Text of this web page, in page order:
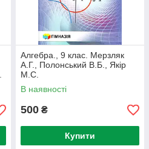
Алгебра., 9 клас. Мерзляк
А.Г., Полонський В.Б., Якір
М.С.
В наявності
500 ₴
Купити